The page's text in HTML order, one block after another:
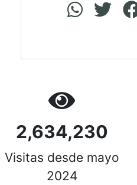
2,634,230
Visitas desde mayo
2024